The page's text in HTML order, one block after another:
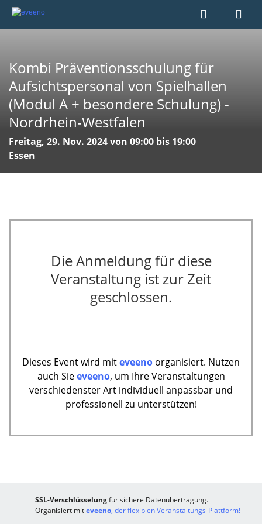
Kombi Präventionsschulung für
Aufsichtspersonal von Spielhallen
(Modul A + besondere Schulung) -
Nordrhein-Westfalen
Freitag, 29. Nov. 2024 von 09:00 bis 19:00
Essen
Die Anmeldung für diese
Veranstaltung ist zur Zeit
geschlossen.
Dieses Event wird miteveeno organisiert. Nutzen
auch Sieeveeno, um Ihre Veranstaltungen
verschiedenster Art individuell anpassbar und
professionell zu unterstützen!
SSL-Verschlüsselungfür sichere Datenübertragung.
Organisiert miteveeno, der flexiblen Veranstaltungs-Plattform!